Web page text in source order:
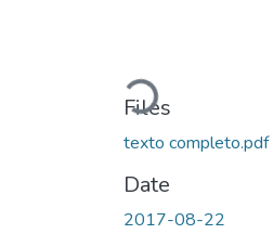
Loading...
Files
texto completo.pdf
Date
2017-08-22